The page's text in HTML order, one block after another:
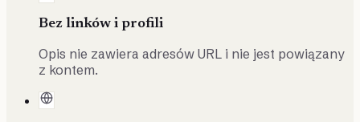
Bez linków i profili
Opis nie zawiera adresów URL i nie jest powiązany
z kontem.